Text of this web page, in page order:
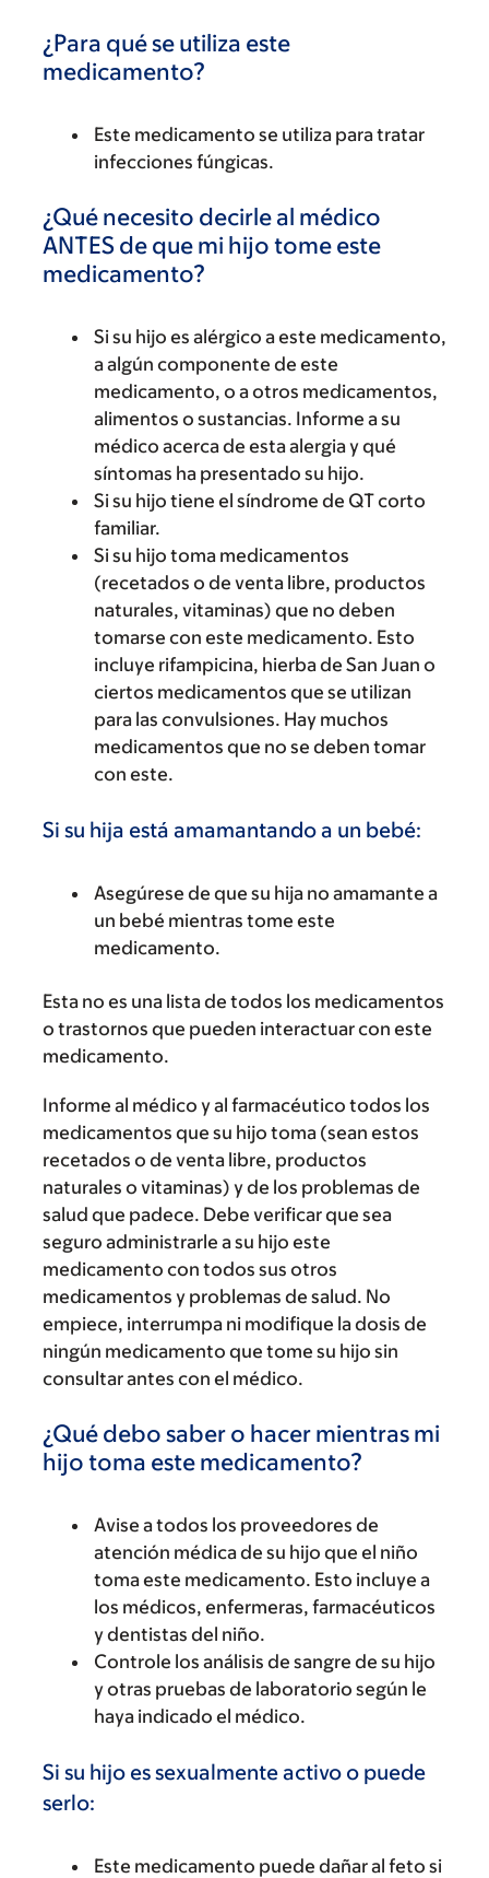
¿Para qué se utiliza este
medicamento?
Este medicamento se utiliza para tratar
infecciones fúngicas.
¿Qué necesito decirle al médico
ANTES de que mi hijo tome este
medicamento?
Si su hijo es alérgico a este medicamento,
a algún componente de este
medicamento, o a otros medicamentos,
alimentos o sustancias. Informe a su
médico acerca de esta alergia y qué
síntomas ha presentado su hijo.
Si su hijo tiene el síndrome de QT corto
familiar.
Si su hijo toma medicamentos
(recetados o de venta libre, productos
naturales, vitaminas) que no deben
tomarse con este medicamento. Esto
incluye rifampicina, hierba de San Juan o
ciertos medicamentos que se utilizan
para las convulsiones. Hay muchos
medicamentos que no se deben tomar
con este.
Si su hija está amamantando a un bebé:
Asegúrese de que su hija no amamante a
un bebé mientras tome este
medicamento.
Esta no es una lista de todos los medicamentos
o trastornos que pueden interactuar con este
medicamento.
Informe al médico y al farmacéutico todos los
medicamentos que su hijo toma (sean estos
recetados o de venta libre, productos
naturales o vitaminas) y de los problemas de
salud que padece. Debe verificar que sea
seguro administrarle a su hijo este
medicamento con todos sus otros
medicamentos y problemas de salud. No
empiece, interrumpa ni modifique la dosis de
ningún medicamento que tome su hijo sin
consultar antes con el médico.
¿Qué debo saber o hacer mientras mi
hijo toma este medicamento?
Avise a todos los proveedores de
atención médica de su hijo que el niño
toma este medicamento. Esto incluye a
los médicos, enfermeras, farmacéuticos
y dentistas del niño.
Controle los análisis de sangre de su hijo
y otras pruebas de laboratorio según le
haya indicado el médico.
Si su hijo es sexualmente activo o puede
serlo:
Este medicamento puede dañar al feto si